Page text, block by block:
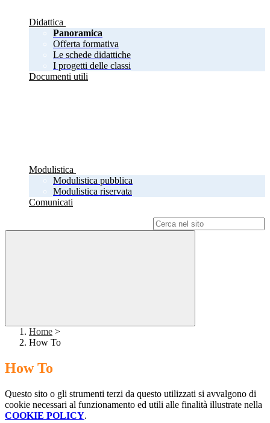
Didattica
Panoramica
Offerta formativa
Le schede didattiche
I progetti delle classi
Documenti utili
Modulistica
Modulistica pubblica
Modulistica riservata
Comunicati
Home >
How To
How To
Questo sito o gli strumenti terzi da questo utilizzati si avvalgono di
cookie necessari al funzionamento ed utili alle finalità illustrate nella
COOKIE POLICY.